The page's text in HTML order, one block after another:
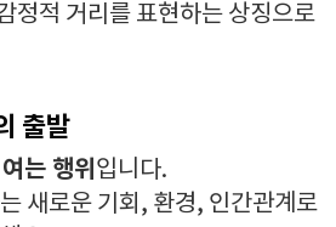
정적 거리를 표현하는 상징으로
출발
는 행위 입니다.
새로운 기회, 환경, 인간관계로